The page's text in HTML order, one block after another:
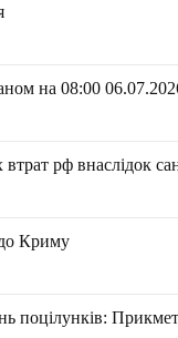
на 08:00
рф внаслідок
Криму
поцілунків: